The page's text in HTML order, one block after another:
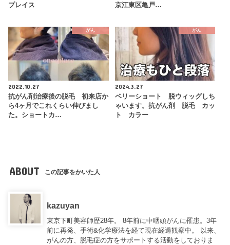
プレイス
京江東区亀戸…
がん
2022.10.27
抗がん剤治療後の脱毛 初来店か
ら4ヶ月でこれくらい伸びまし
た。ショートカ…
がん
2024.3.27
ベリーショート 脱ウィッグしち
ゃいます。抗がん剤 脱毛 カッ
ト カラー
ABOUT この記事をかいた人
kazuyan
東京下町美容師歴28年。 8年前に中咽頭がんに罹患。3年
前に再発、手術&化学療法を経て現在経過観察中。 以来、
がんの方、脱毛症の方をサポートする活動をしておりま